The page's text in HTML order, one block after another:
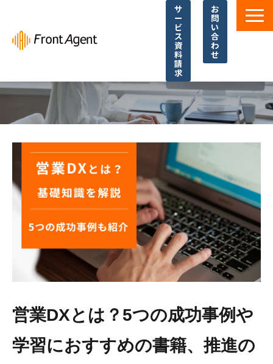
サ
ー
ビ
ス
資
料
請
求
お
問
い
合
わ
せ
導入事例
よくあるご質問
お役立ち資料一覧
お役立ち記事・コラム
営業DXとは？5つの成功事例や
学習におすすめの書籍、推進の